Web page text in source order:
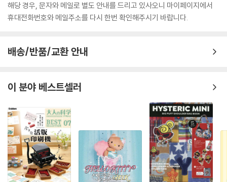
해당 경우, 문자와 메일로 별도 안내를 드리고 있사오니 마이페이지에서
휴대전화번호와 메일주소를 다시 한번 확인해주시기 바랍니다.
배송/반품/교환 안내
이 분야 베스트셀러